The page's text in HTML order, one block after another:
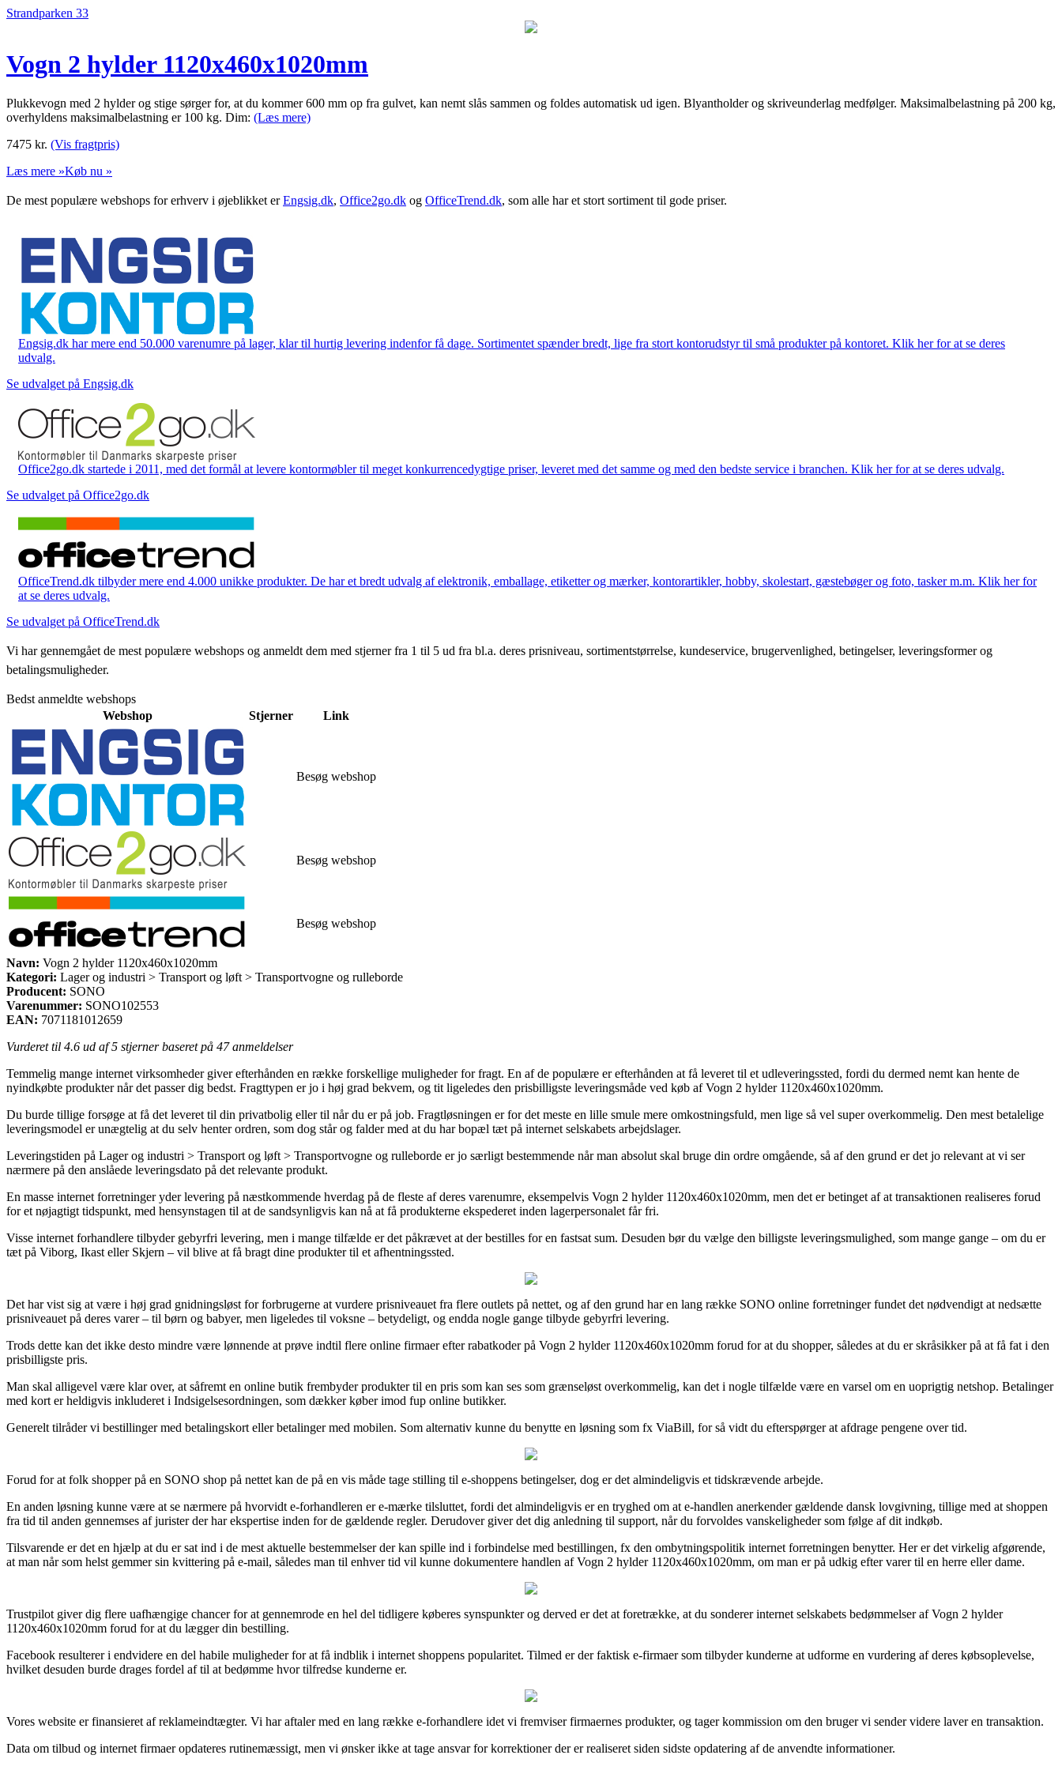
Strandparken 33
Vogn 2 hylder 1120x460x1020mm
Plukkevogn med 2 hylder og stige sørger for, at du kommer 600 mm op fra gulvet, kan nemt slås sammen og foldes automatisk ud igen. Blyantholder og skriveunderlag medfølger. Maksimalbelastning på 200 kg,
overhyldens maksimalbelastning er 100 kg. Dim: (Læs mere)
7475 kr. (Vis fragtpris)
Læs mere »Køb nu »
De mest populære webshops for erhverv i øjeblikket erEngsig.dk, Office2go.dk og OfficeTrend.dk, som alle har et stort sortiment til gode priser.
Engsig.dk har mere end 50.000 varenumre på lager, klar til hurtig levering indenfor få dage. Sortimentet spænder bredt, lige fra stort kontorudstyr til små produkter på kontoret. Klik her for at se deres
udvalg.
Se udvalget på Engsig.dk
Office2go.dk startede i 2011, med det formål at levere kontormøbler til meget konkurrencedygtige priser, leveret med det samme og med den bedste service i branchen. Klik her for at se deres udvalg.
Se udvalget på Office2go.dk
OfficeTrend.dk tilbyder mere end 4.000 unikke produkter. De har et bredt udvalg af elektronik, emballage, etiketter og mærker, kontorartikler, hobby, skolestart, gæstebøger og foto, tasker m.m. Klik her for
at se deres udvalg.
Se udvalget på OfficeTrend.dk
Vi har gennemgået de mest populære webshops og anmeldt dem med stjerner fra 1 til 5 ud fra bl.a. deres prisniveau, sortimentstørrelse, kundeservice, brugervenlighed, betingelser, leveringsformer og
betalingsmuligheder.
Bedst anmeldte webshops
Webshop
Stjerner Link
Besøg webshop
Besøg webshop
Besøg webshop
Navn: Vogn 2 hylder 1120x460x1020mm
Kategori: Lager og industri > Transport og løft > Transportvogne og rulleborde
Producent: SONO
Varenummer: SONO102553
EAN: 7071181012659
Vurderet til 4.6 ud af 5 stjerner baseret på 47anmeldelser
Temmelig mange internet virksomheder giver efterhånden en række forskellige muligheder for fragt. En af de populære er efterhånden at få leveret til et udleveringssted, fordi du dermed nemt kan hente de
nyindkøbte produkter når det passer dig bedst. Fragttypen er jo i høj grad bekvem, og tit ligeledes den prisbilligste leveringsmåde ved køb af Vogn 2 hylder 1120x460x1020mm.
Du burde tillige forsøge at få det leveret til din privatbolig eller til når du er på job. Fragtløsningen er for det meste en lille smule mere omkostningsfuld, men lige så vel super overkommelig. Den mest betalelige
leveringsmodel er unægtelig at du selv henter ordren, som dog står og falder med at du har bopæl tæt på internet selskabets arbejdslager.
Leveringstiden på Lager og industri > Transport og løft > Transportvogne og rulleborde er jo særligt bestemmende når man absolut skal bruge din ordre omgående, så af den grund er det jo relevant at vi ser
nærmere på den anslåede leveringsdato på det relevante produkt.
En masse internet forretninger yder levering på næstkommende hverdag på de fleste af deres varenumre, eksempelvis Vogn 2 hylder 1120x460x1020mm, men det er betinget af at transaktionen realiseres forud
for et nøjagtigt tidspunkt, med hensynstagen til at de sandsynligvis kan nå at få produkterne ekspederet inden lagerpersonalet får fri.
Visse internet forhandlere tilbyder gebyrfri levering, men i mange tilfælde er det påkrævet at der bestilles for en fastsat sum. Desuden bør du vælge den billigste leveringsmulighed, som mange gange – om du er
tæt på Viborg, Ikast eller Skjern – vil blive at få bragt dine produkter til et afhentningssted.
Det har vist sig at være i høj grad gnidningsløst for forbrugerne at vurdere prisniveauet fra flere outlets på nettet, og af den grund har en lang række SONO online forretninger fundet det nødvendigt at nedsætte
prisniveauet på deres varer – til børn og babyer, men ligeledes til voksne – betydeligt, og endda nogle gange tilbyde gebyrfri levering.
Trods dette kan det ikke desto mindre være lønnende at prøve indtil flere online firmaer efter rabatkoder på Vogn 2 hylder 1120x460x1020mm forud for at du shopper, således at du er skråsikker på at få fat i den
prisbilligste pris.
Man skal alligevel være klar over, at såfremt en online butik frembyder produkter til en pris som kan ses som grænseløst overkommelig, kan det i nogle tilfælde være en varsel om en uoprigtig netshop. Betalinger
med kort er heldigvis inkluderet i Indsigelsesordningen, som dækker køber imod fup online butikker.
Generelt tilråder vi bestillinger med betalingskort eller betalinger med mobilen. Som alternativ kunne du benytte en løsning som fx ViaBill, for så vidt du efterspørger at afdrage pengene over tid.
Forud for at folk shopper på en SONO shop på nettet kan de på en vis måde tage stilling til e-shoppens betingelser, dog er det almindeligvis et tidskrævende arbejde.
En anden løsning kunne være at se nærmere på hvorvidt e-forhandleren er e-mærke tilsluttet, fordi det almindeligvis er en tryghed om at e-handlen anerkender gældende dansk lovgivning, tillige med at shoppen
fra tid til anden gennemses af jurister der har ekspertise inden for de gældende regler. Derudover giver det dig anledning til support, når du forvoldes vanskeligheder som følge af dit indkøb.
Tilsvarende er det en hjælp at du er sat ind i de mest aktuelle bestemmelser der kan spille ind i forbindelse med bestillingen, fx den ombytningspolitik internet forretningen benytter. Her er det virkelig afgørende,
at man når som helst gemmer sin kvittering på e-mail, således man til enhver tid vil kunne dokumentere handlen af Vogn 2 hylder 1120x460x1020mm, om man er på udkig efter varer til en herre eller dame.
Trustpilot giver dig flere uafhængige chancer for at gennemrode en hel del tidligere køberes synspunkter og derved er det at foretrække, at du sonderer internet selskabets bedømmelser af Vogn 2 hylder
1120x460x1020mm forud for at du lægger din bestilling.
Facebook resulterer i endvidere en del habile muligheder for at få indblik i internet shoppens popularitet. Tilmed er der faktisk e-firmaer som tilbyder kunderne at udforme en vurdering af deres købsoplevelse,
hvilket desuden burde drages fordel af til at bedømme hvor tilfredse kunderne er.
Vores website er finansieret af reklameindtægter. Vi har aftaler med en lang række e-forhandlere idet vi fremviser firmaernes produkter, og tager kommission om den bruger vi sender videre laver en transaktion.
Data om tilbud og internet firmaer opdateres rutinemæssigt, men vi ønsker ikke at tage ansvar for korrektioner der er realiseret siden sidste opdatering af de anvendte informationer.